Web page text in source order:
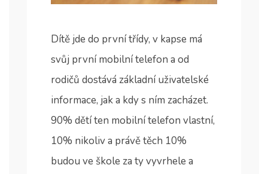
Dítě jde do první třídy, v kapse má
svůj první mobilní telefon a od
rodičů dostává základní uživatelské
informace, jak a kdy s ním zacházet.
90% dětí ten mobilní telefon vlastní,
10% nikoliv a právě těch 10%
budou ve škole za ty vyvrhele a